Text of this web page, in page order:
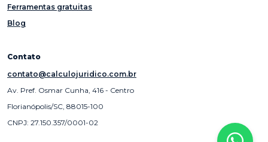
Ferramentas gratuitas
Blog
Contato
contato@calculojuridico.com.br
Av. Pref. Osmar Cunha, 416 - Centro
Florianópolis/SC, 88015-100
CNPJ: 27.150.357/0001-02